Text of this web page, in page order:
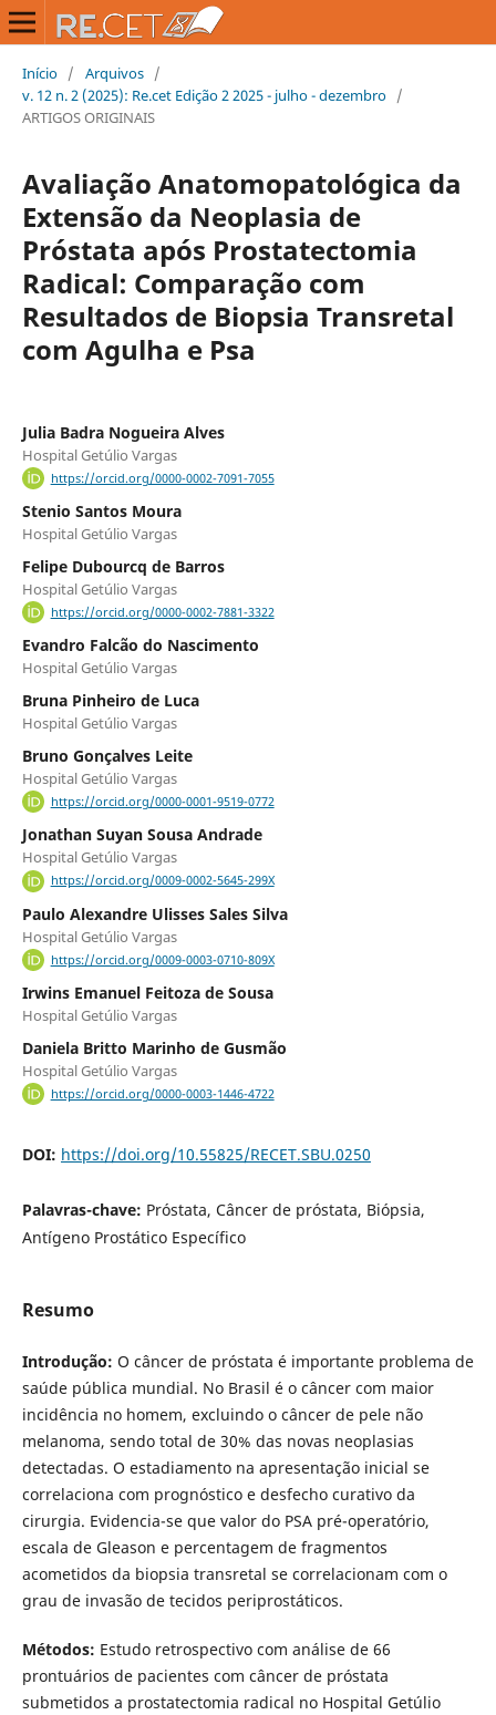
Início / Arquivos /
v. 12 n. 2 (2025): Re.cet Edição 2 2025 - julho - dezembro /
ARTIGOS ORIGINAIS
Avaliação Anatomopatológica da
Extensão da Neoplasia de
Próstata após Prostatectomia
Radical: Comparação com
Resultados de Biopsia Transretal
com Agulha e Psa
Julia Badra Nogueira Alves
Hospital Getúlio Vargas
https://orcid.org/0000-0002-7091-7055
Stenio Santos Moura
Hospital Getúlio Vargas
Felipe Dubourcq de Barros
Hospital Getúlio Vargas
https://orcid.org/0000-0002-7881-3322
Evandro Falcão do Nascimento
Hospital Getúlio Vargas
Bruna Pinheiro de Luca
Hospital Getúlio Vargas
Bruno Gonçalves Leite
Hospital Getúlio Vargas
https://orcid.org/0000-0001-9519-0772
Jonathan Suyan Sousa Andrade
Hospital Getúlio Vargas
https://orcid.org/0009-0002-5645-299X
Paulo Alexandre Ulisses Sales Silva
Hospital Getúlio Vargas
https://orcid.org/0009-0003-0710-809X
Irwins Emanuel Feitoza de Sousa
Hospital Getúlio Vargas
Daniela Britto Marinho de Gusmão
Hospital Getúlio Vargas
https://orcid.org/0000-0003-1446-4722
DOI: https://doi.org/10.55825/RECET.SBU.0250
Palavras-chave: Próstata, Câncer de próstata, Biópsia,
Antígeno Prostático Específico
Resumo
Introdução: O câncer de próstata é importante problema de
saúde pública mundial. No Brasil é o câncer com maior
incidência no homem, excluindo o câncer de pele não
melanoma, sendo total de 30% das novas neoplasias
detectadas. O estadiamento na apresentação inicial se
correlaciona com prognóstico e desfecho curativo da
cirurgia. Evidencia-se que valor do PSA pré-operatório,
escala de Gleason e percentagem de fragmentos
acometidos da biopsia transretal se correlacionam com o
grau de invasão de tecidos periprostáticos.
Métodos: Estudo retrospectivo com análise de 66
prontuários de pacientes com câncer de próstata
submetidos a prostatectomia radical no Hospital Getúlio